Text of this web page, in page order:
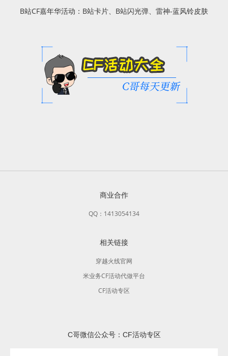
B站CF嘉年华活动：B站卡片、B站闪光弹、雷神-蓝风铃皮肤
商业合作
QQ：1413054134
相关链接
穿越火线官网
米业务CF活动代做平台
CF活动专区
C哥微信公众号：CF活动专区